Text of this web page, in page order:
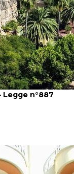
Legge n°887